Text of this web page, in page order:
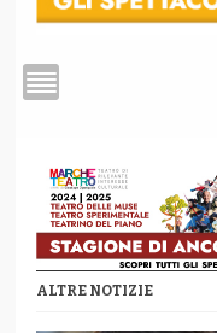
ALTRE NOTIZIE